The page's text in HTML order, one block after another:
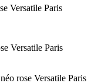
Versatile Paris